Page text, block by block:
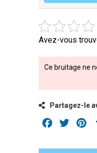
Avez-vous
Ce bruitage ne
Partagez-le
Facebook
Twitter